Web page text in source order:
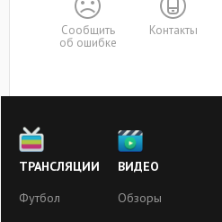
Сообщить
об ошибке
Контакты
ТРАНСЛЯЦИИ
Футбол
ВИДЕО
Обзоры